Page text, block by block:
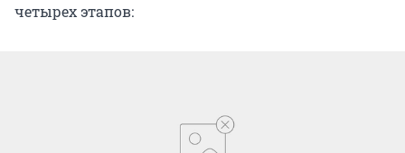
четырех этапов: